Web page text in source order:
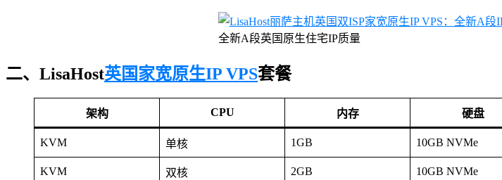
全新A段英国原生住宅IP质量
二、LisaHost英国家宽原生IP VPS套餐
架构 CPU 内存 硬盘
KVM 单核 1GB 10GB NVMe
KVM 双核 2GB 10GB NVMe